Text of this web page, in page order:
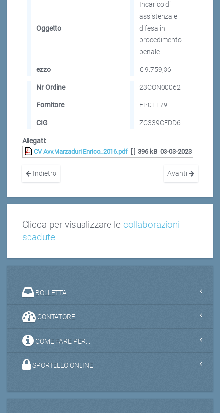
Oggetto
Incarico di
assistenza e
difesa in
procedimento
penale
ezzo € 9.759,36
Nr Ordine 23CON00062
Fornitore FP01179
CIG ZC339CEDD6
Allegati:
CV Avv.Marzaduri Enrico_2016.pdf 396 kB 03-03-2023
Indietro Avanti
Clicca per visualizzare le collaborazioni
scadute
BOLLETTA
CONTATORE
COME FARE PER...
SPORTELLO ONLINE